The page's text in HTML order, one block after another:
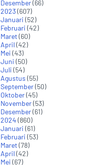
Desember(66)
2023(607)
Januari (52)
Februari (42)
Maret(60)
April(42)
Mei (43)
Juni (50)
Juli (54)
Agustus (55)
September(50)
Oktober(45)
November(53)
Desember(61)
2024 (860)
Januari (61)
Februari (53)
Maret(78)
April(42)
Mei (67)